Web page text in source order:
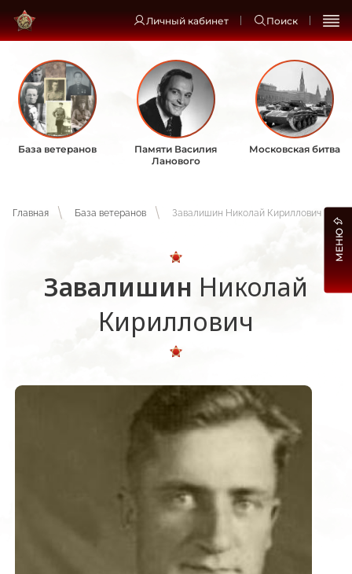
Личный кабинет Поиск
База ветеранов
Памяти Василия
Ланового
Московская битва
Главная База ветеранов Завалишин Николай Кириллович
Завалишин Николай
Кириллович
МЕНЮ